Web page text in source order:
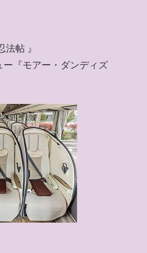
法帖 』
ー『モアー・ダンディズ